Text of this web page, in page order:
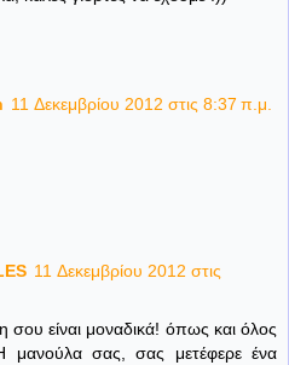
11 Δεκεμβρίου 2012 στις 8:37 π.μ.
11 Δεκεμβρίου 2012 στις
σου είναι μοναδικά! όπως και όλος
μανούλα σας, σας μετέφερε ένα